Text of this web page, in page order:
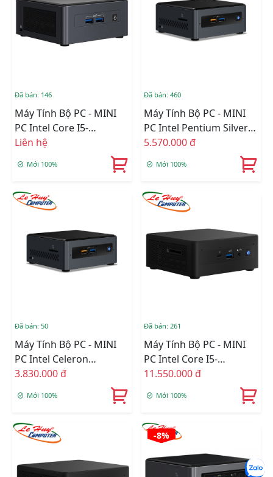
Đã bán: 146
Máy Tính Bộ PC - MINI
PC Intel Core I5-
1135G7/Intel Iris Xe
Bluetooth/Ram Option/
(BNUC11TNHI50Z00)
Liên hệ
Mới 100%
Đã bán: 460
Máy Tính Bộ PC - MINI
PC Intel Pentium Silver
J5005/Intel UHD
Option/Ổ Cứng
(NUC7PJYHN2)
5.570.000 đ
Mới 100%
Đã bán: 50
Máy Tính Bộ PC - MINI
PC Intel Celeron
J4005/Intel UHD
Option/Ổ Cứng Option
3.830.000 đ
Mới 100%
Đã bán: 261
Máy Tính Bộ PC - MINI
PC Intel Core I5-
1135G7/Intel Iris Xe
Graphics/Ram Option/Ổ
Cứng Option/Dos
11.550.000 đ
Mới 100%
-8%